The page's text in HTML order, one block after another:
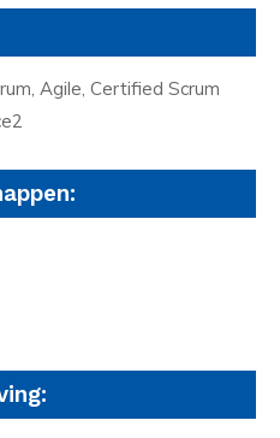
Agile, Certified Scrum